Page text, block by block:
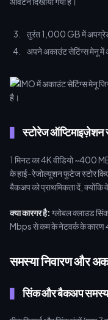
तुरंत 1,000 GB में अपग्रेड
अपने अकाउंट सेटिंग्स मेनू में
स्टोरेज ऑप्टिमाइज़ेशन
1 मिनट का 4K वीडियो ~400
के हाई-रेजोल्यूशन फुटेज स्टोर
बैकअप को प्राथमिकता दें,
क्या कारगर है: ग्लोबल क्लाउड
Mbps से कम के नेटवर्क के कारण
समस्या निवारण और
सिंक और बैकअप